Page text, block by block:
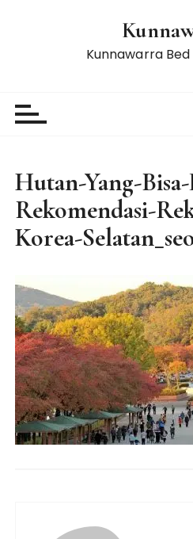
Kunnawarra
Hutan-Yang-
Rekomendasi-
Korea-